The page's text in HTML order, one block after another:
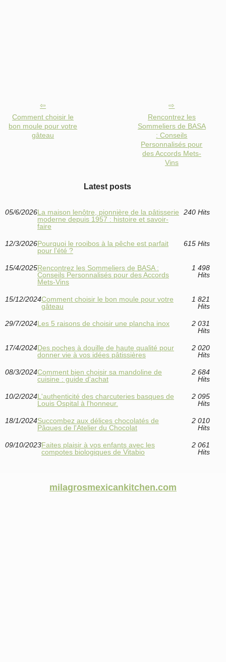
Comment choisir le
bon moule pour votre
gâteau
Rencontrez les
Sommeliers de BASA
: Conseils
Personnalisés pour
des Accords Mets-
Vins
Latest posts
05/6/2026La maison lenôtre, pionnière de la pâtisserie
moderne depuis 1957 : histoire et savoir-
faire
240 Hits
12/3/2026Pourquoi le rooibos à la pêche est parfait
pour l’été ?
615 Hits
15/4/2025Rencontrez les Sommeliers de BASA :
Conseils Personnalisés pour des Accords
Mets-Vins
1 498
Hits
15/12/2024Comment choisir le bon moule pour votre
gâteau
1 821
Hits
29/7/2024Les 5 raisons de choisir une plancha inox
2 031
Hits
17/4/2024Des poches à douille de haute qualité pour
donner vie à vos idées pâtissières
2 020
Hits
08/3/2024Comment bien choisir sa mandoline de
cuisine : guide d'achat
2 684
Hits
10/2/2024L'authenticité des charcuteries basques de
Louis Ospital à l'honneur.
2 095
Hits
18/1/2024Succombez aux délices chocolatés de
Pâques de l'Atelier du Chocolat
2 010
Hits
09/10/2023Faites plaisir à vos enfants avec les
compotes biologiques de Vitabio
2 061
Hits
milagrosmexicankitchen.com